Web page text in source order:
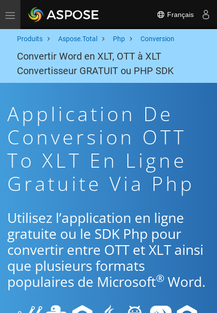
Toggle navigation Français
Produits Aspose.Total Php Conversion
Convertir Word en XLT, OTT à XLT
Convertisseur GRATUIT ou PHP SDK
Application De
Conversion OTT
To XLT En Ligne
Gratuite Via Php
Utilisez l’application en ligne
gratuite ou le SDK Php pour
convertir entre OTT et XLT ainsi
que plusieurs formats
populaires de Microsoft® Word.